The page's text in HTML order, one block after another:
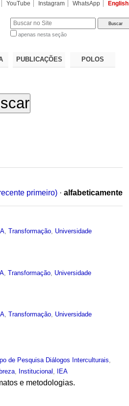
YouTube Instagram WhatsApp English
apenas nesta seção
PUBLICAÇÕES POLOS
primeiro) · alfabeticamente
,Transformação Universidade
,Transformação Universidade
,Transformação, Universidade
de Pesquisa Diálogos Interculturais,
, Institucional , IEA
e metodologias.